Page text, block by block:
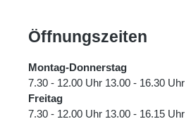
Öffnungszeiten
Montag-Donnerstag
7.30 - 12.00 Uhr 13.00 - 16.30 Uhr
Freitag
7.30 - 12.00 Uhr 13.00 - 16.15 Uhr